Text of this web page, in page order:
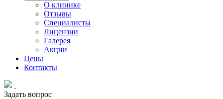
О клинике
Отзывы
Специалисты
Лицензии
Галерея
Акции
Цены
Контакты
Задать вопрос